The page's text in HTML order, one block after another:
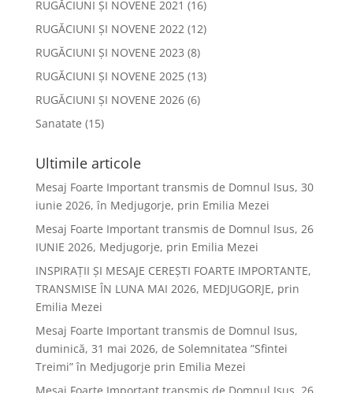
RUGĂCIUNI ȘI NOVENE 2021 (16)
RUGĂCIUNI ȘI NOVENE 2022(12)
RUGĂCIUNI ȘI NOVENE 2023 (8)
RUGĂCIUNI ȘI NOVENE 2025(13)
RUGĂCIUNI ȘI NOVENE 2026(6)
Sanatate (15)
Ultimile articole
Mesaj Foarte Important transmis de Domnul Isus, 30
iunie 2026, în Medjugorje, prin Emilia Mezei
Mesaj Foarte Important transmis de Domnul Isus, 26
IUNIE 2026, Medjugorje, prin Emilia Mezei
INSPIRAȚII ȘI MESAJE CEREȘTI FOARTE IMPORTANTE,
TRANSMISE ÎN LUNA MAI 2026, MEDJUGORJE, prin
Emilia Mezei
Mesaj Foarte Important transmis de Domnul Isus,
duminică, 31 mai 2026, de Solemnitatea ”Sfintei
Treimi” în Medjugorje prin Emilia Mezei